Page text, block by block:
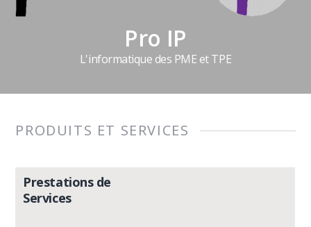
Pro IP
L'informatique des PME et TPE
PRODUITS ET SERVICES
Prestations de
Services